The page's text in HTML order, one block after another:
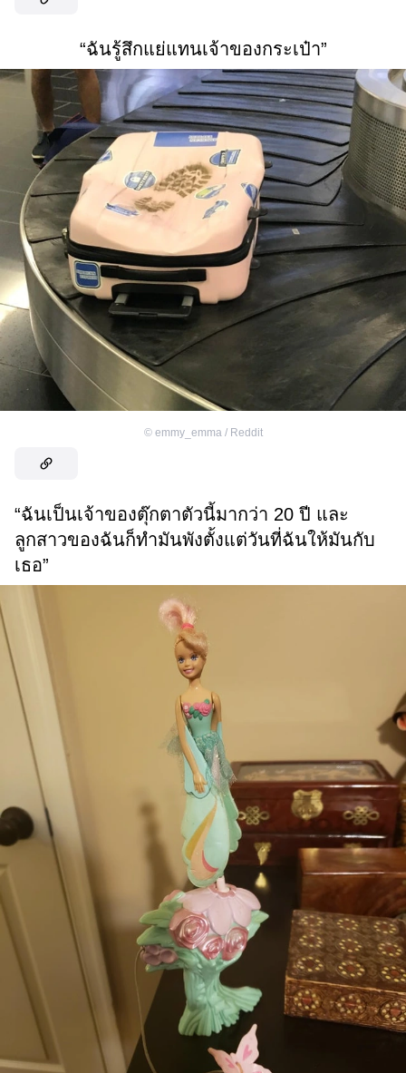
“ฉันรู้สึกแย่แทนเจ้าของกระเป๋า”
© emmy_emma / Reddit
“ฉันเป็นเจ้าของตุ๊กตาตัวนี้มากว่า 20 ปี และ
ลูกสาวของฉันก็ทำมันพังตั้งแต่วันที่ฉันให้มันกับ
เธอ”